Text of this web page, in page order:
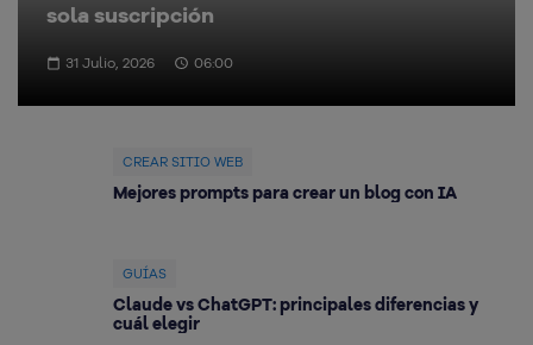
sola suscripción
31 Julio, 2026 06:00
CREAR SITIO WEB
Mejores prompts para crear un blog con IA
GUÍAS
Claude vs ChatGPT: principales diferencias y
cuál elegir